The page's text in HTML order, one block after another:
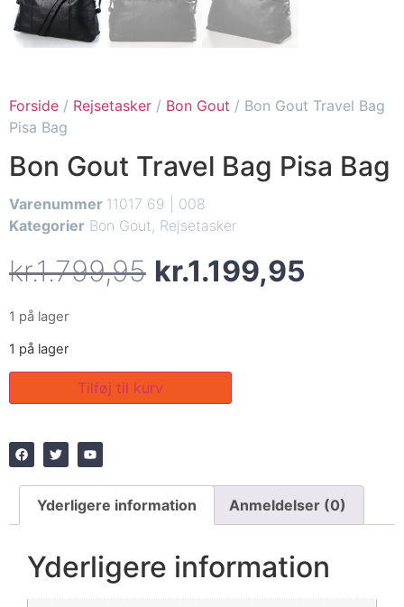
Forside / Rejsetasker / Bon Gout / Bon Gout Travel Bag
Pisa Bag
Bon Gout Travel Bag Pisa Bag
Varenummer 11017 69 | 008
Kategorier Bon Gout, Rejsetasker
kr.1.799,95 kr.1.199,95
1 på lager
1 på lager
Tilføj til kurv
Yderligere information Anmeldelser (0)
Yderligere information